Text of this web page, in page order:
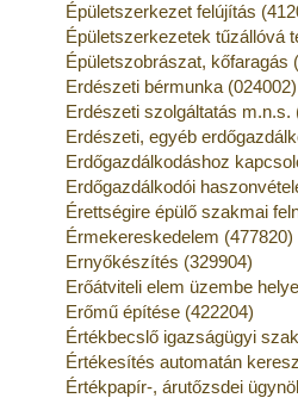
Épületszerkezet felújítás
Épületszerkezetek tűzállóvá
Épületszobrászat, kőfaragás
Erdészeti bérmunka (024002)
Erdészeti szolgáltatás m.n.s.
Erdészeti, egyéb
Erdőgazdálkodáshoz
Erdőgazdálkodói
Érettségire épülő szakmai
Érmekereskedelem (477820)
Ernyőkészítés (329904)
Erőátviteli elem üzembe
Erőmű építése (422204)
Értékbecslő igazságügyi
Értékesítés automatán
Értékpapír-, árutőzsdei